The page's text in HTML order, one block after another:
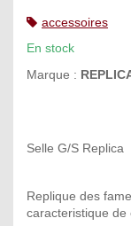
accessoires
En stock
Marque :
Selle G/S Replica
Replique des
caracteristique de